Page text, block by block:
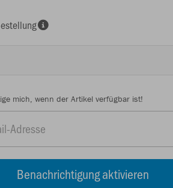
mich, wenn der Artikel verfügbar ist!
Benachrichtigung aktivieren